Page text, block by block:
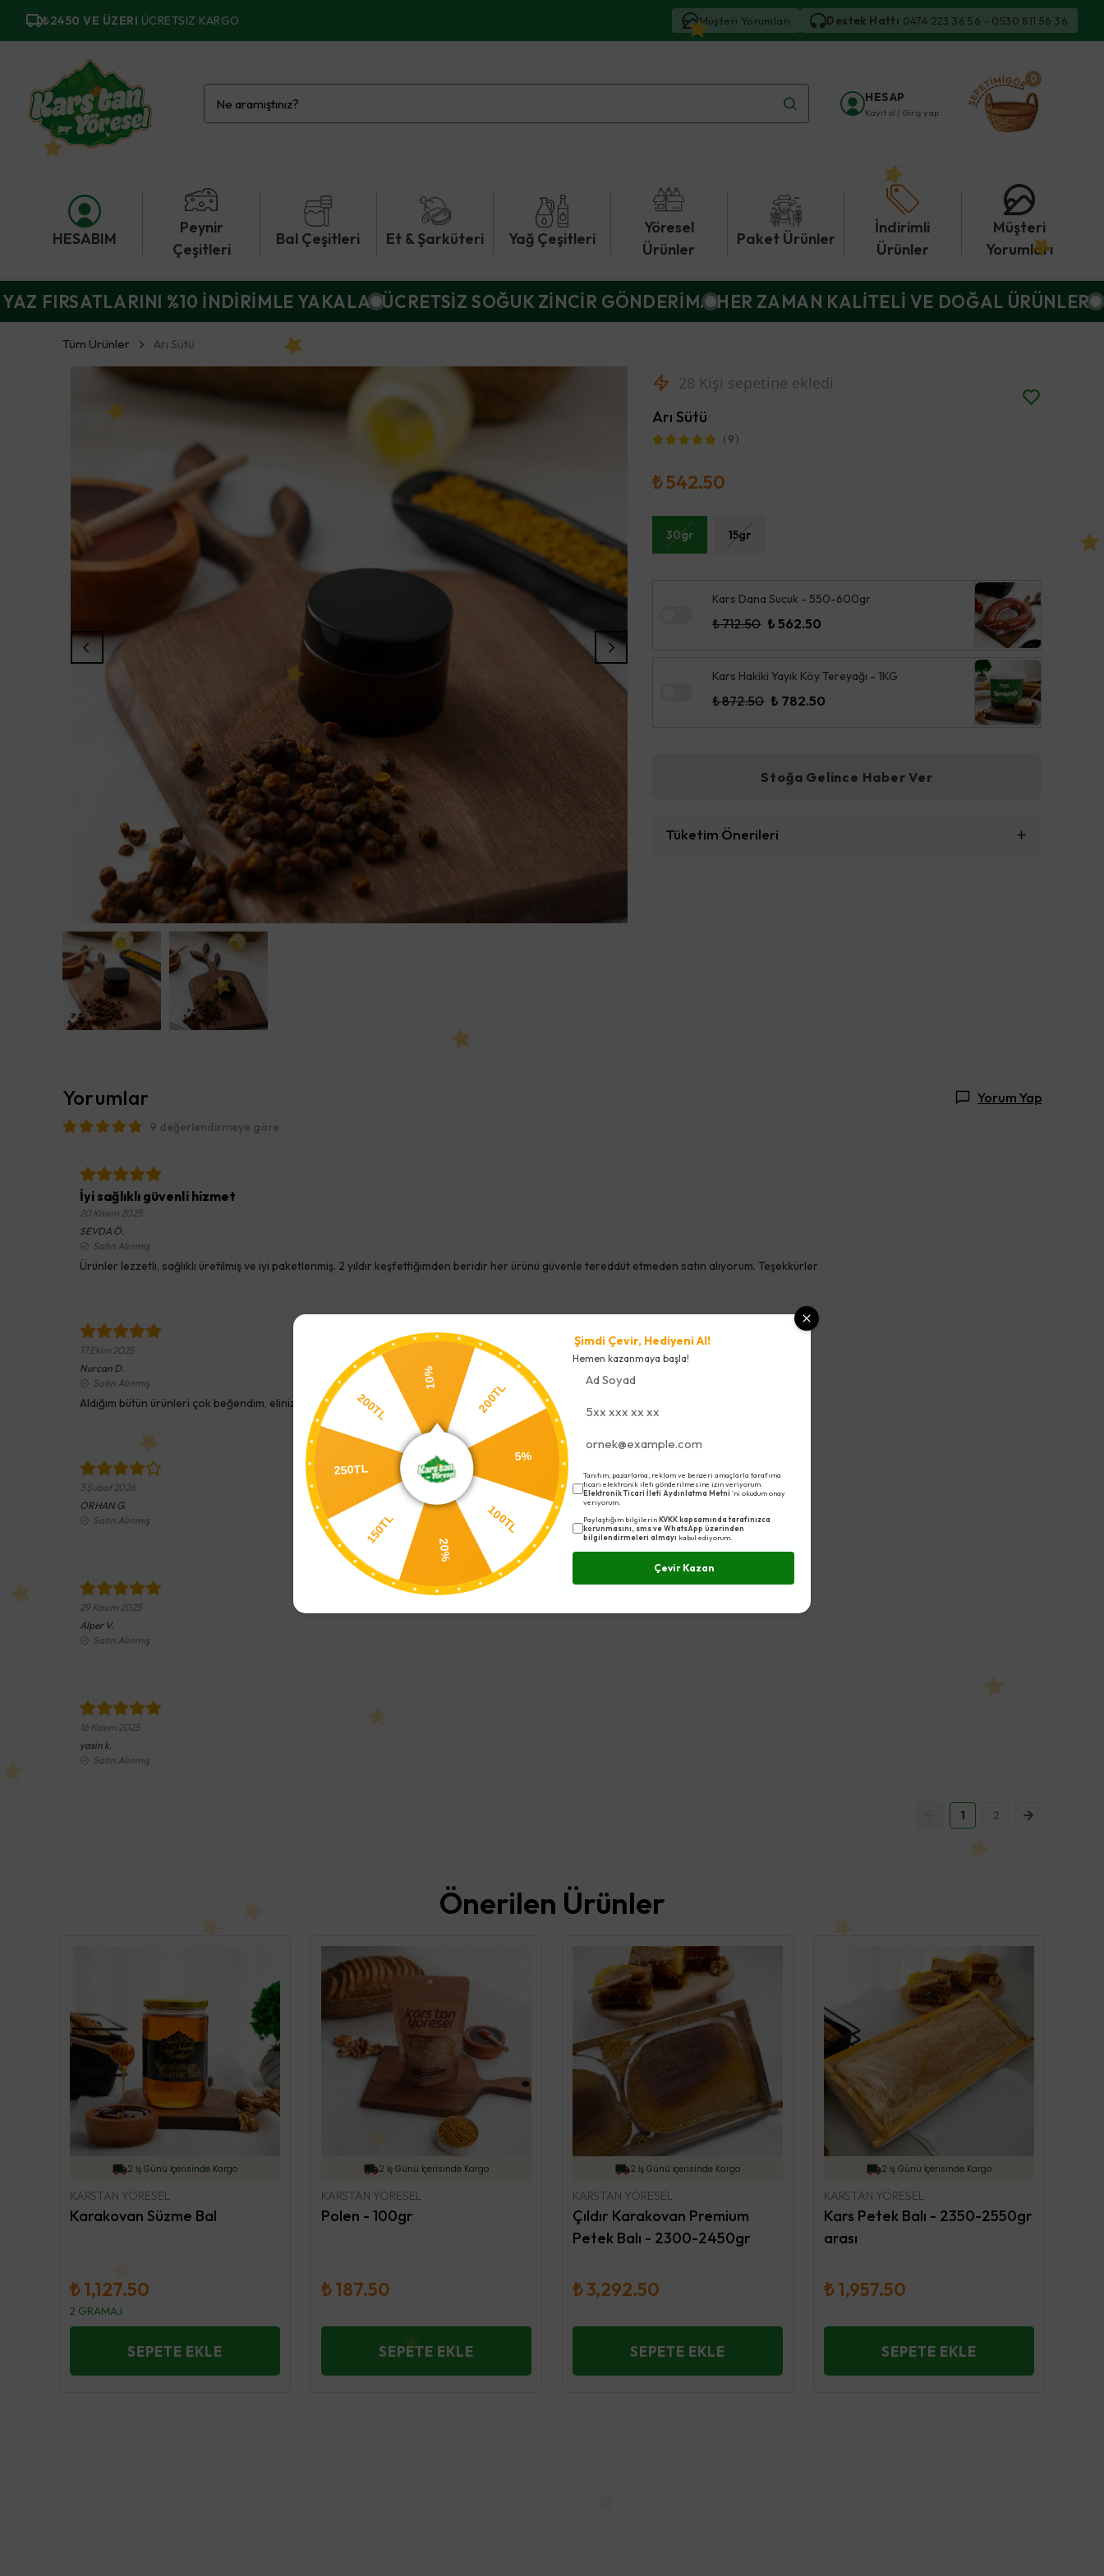
₺2450 VE ÜZERI ÜCRETSIZ KARGO Destek Hattı 0474 223 36 56 - 0530 811 56 36
Müşteri Yorumları
HESAP
Kayıt ol / Giriş yap
0
HESABIM
Peynir
Çeşitleri
Bal Çeşitleri Et & Şarküteri Yağ Çeşitleri
Yöresel
Ürünler
Paket Ürünler
İndirimli
Ürünler
Müşteri
Yorumları
YAZ FIRSATLARINI %10 İNDİRİMLE YAKALA ÜCRETSİZ SOĞUK ZİNCİR GÖNDERİM. HER ZAMAN KALİTELİ VE DOĞAL ÜRÜNLER
Tüm Ürünler Arı Sütü
2 Gün içinde kargoda
Arı Sütü
( 9 )
₺ 542.50
30gr 15gr
Kars Dana Sucuk - 550-600gr
₺ 712.50 ₺ 562.50
Kars Hakiki Yayık Köy Tereyağı - 1KG
₺ 872.50 ₺ 782.50
Stoğa Gelince Haber Ver
Tüketim Önerileri
Yorumlar Yorum Yap
9 değerlendirmeye göre
İyi sağlıklı güvenli hizmet
20 Kasım 2025
SEVDA Ö.
Satın Alınmış
Ürünler lezzetli, sağlıklı üretilmiş ve iyi paketlenmiş. 2 yıldır keşfettiğimden beridir her ürünü güvenle tereddüt etmeden satın alıyorum. Teşekkürler
17 Ekim 2025
Nurcan D.
Satın Alınmış
Aldığım bütün ürünleri çok beğendim, elinize sağlık
3 Şubat 2026
ORHAN G.
Satın Alınmış
29 Kasım 2025
Alper V.
Satın Alınmış
16 Kasım 2025
yasin k.
Satın Alınmış
1 2
Önerilen Ürünler
2 İş Günü İçerisinde Kargo
KARSTAN YÖRESEL
Karakovan Süzme Bal
₺ 1,127.50
2 GRAMAJ
SEPETE EKLE
2 İş Günü İçerisinde Kargo
KARSTAN YÖRESEL
Polen - 100gr
₺ 187.50
SEPETE EKLE
2 İş Günü İçerisinde Kargo
KARSTAN YÖRESEL
Çıldır Karakovan Premium
Petek Balı - 2300-2450gr
₺ 3,292.50
SEPETE EKLE
2 İş Günü İçerisinde Kargo
KARSTAN YÖRESEL
Kars Petek Balı - 2350-2550gr
arası
₺ 1,957.50
SEPETE EKLE
200TL
100TL
150TL
200TL
Şimdi Çevir, Hediyeni Al!
Hemen kazanmaya başla!
Tanıtım, pazarlama, reklam ve benzeri amaçlarla tarafıma
ticari elektronik ileti gönderilmesine izin veriyorum.
Elektronik Ticari İleti Aydınlatma Metni 'ni okudum onay
veriyorum.
Paylaştığım bilgilerinKVKK kapsamında tarafınızca
korunmasını, sms ve WhatsApp üzerinden
bilgilendirmeleri almayı kabul ediyorum.
Çevir Kazan